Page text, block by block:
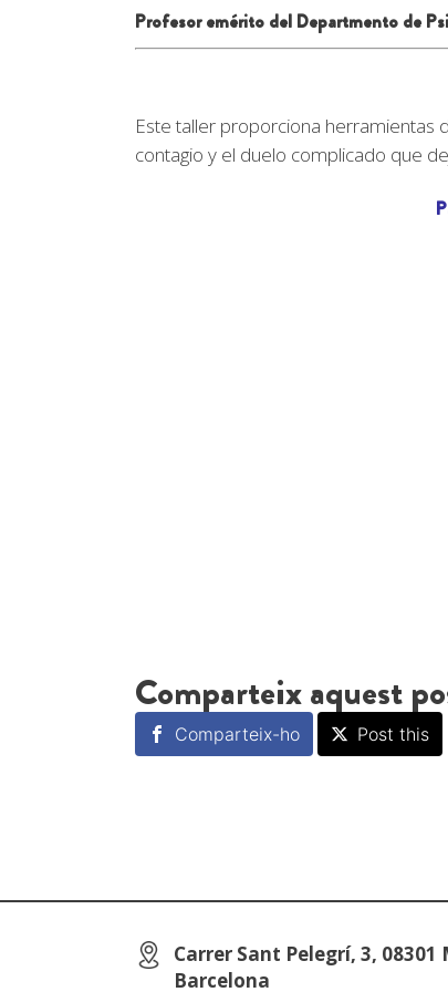
Profesor emérito del Departmento de
Este taller proporciona herramientas
contagio y el duelo complicado que
Comparteix aquest
Comparteix-ho Post this
Carrer Sant Pelegrí, 3,
Barcelona